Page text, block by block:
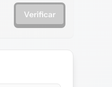
Verificar